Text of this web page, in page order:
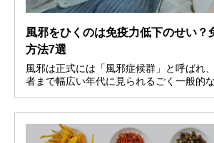
風邪をひくのは免疫力低下のせい？
方法7選
風邪は正式には「風邪症候群」と呼ばれ
者まで幅広い年代に見られるごく一般的